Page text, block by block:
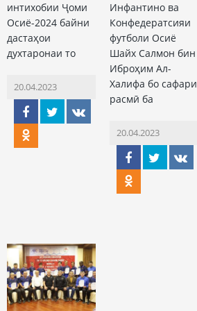
интихобии Ҷоми
Осиё-2024 байни
дастаҳои
духтаронаи то
20.04.2023
Инфантино ва
Конфедератсияи
футболи Осиё
Шайх Салмон бин
Иброҳим Ал-
Халифа бо сафари
расмӣ ба
20.04.2023